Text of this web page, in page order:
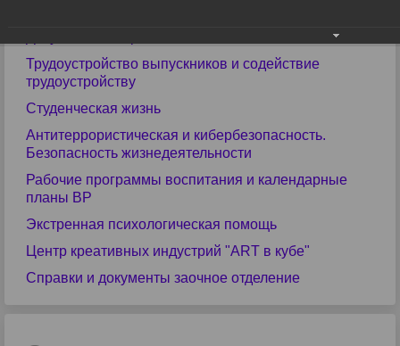
Трудоустройство выпускников и содействие
трудоустройству
Студенческая жизнь
Антитеррористическая и кибербезопасность.
Безопасность жизнедеятельности
Рабочие программы воспитания и календарные
планы ВР
Экстренная психологическая помощь
Центр креативных индустрий "ART в кубе"
Справки и документы заочное отделение